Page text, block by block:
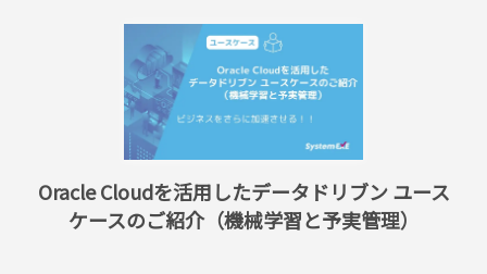
Oracle Cloudを活用したデータドリブン ユース
ケースのご紹介（機械学習と予実管理）